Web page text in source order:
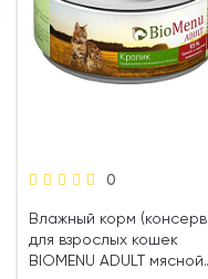
0
Влажный корм
для взрослых кошек
BIOMENU ADULT мясной